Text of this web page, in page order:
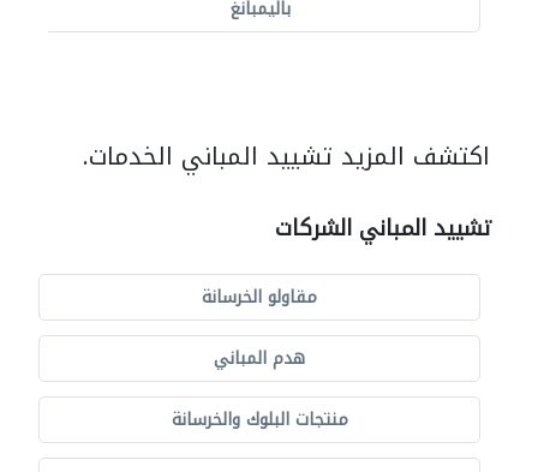
باليمبانغ
اكتشف المزيد تشييد المباني الخدمات.
تشييد المباني الشركات
مقاولو الخرسانة
هدم المباني
منتجات البلوك والخرسانة